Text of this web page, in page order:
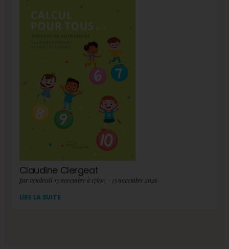
Claudine Clergeat
par vendredi 13 novembre à 17h30 - 13 novembre 2026
LIRE LA SUITE